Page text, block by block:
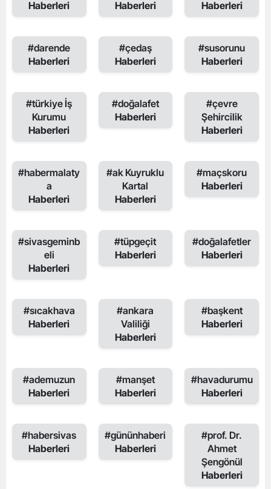
Haberleri Haberleri Haberleri
#darende
Haberleri
#çedaş
Haberleri
#susorunu
Haberleri
#türkiye İş
Kurumu
Haberleri
#doğalafet
Haberleri
#çevre
Şehircilik
Haberleri
#habermalaty
a
Haberleri
#ak Kuyruklu
Kartal
Haberleri
#maçskoru
Haberleri
#sivasgeminb
eli
Haberleri
#tüpgeçit
Haberleri
#doğalafetler
Haberleri
#sıcakhava
Haberleri
#ankara
Valiliği
Haberleri
#başkent
Haberleri
#ademuzun
Haberleri
#manşet
Haberleri
#havadurumu
Haberleri
#habersivas
Haberleri
#gününhaberi
Haberleri
#prof. Dr.
Ahmet
Şengönül
Haberleri